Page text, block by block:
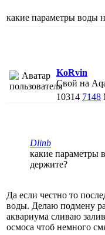
какие параметры воды
KoRvin
Свой на
10314 7148
Dlinb
какие параметры
держите?
Да если честно то
воды. Делаю подмену
аквариума сливаю
осмоса чтоб немного